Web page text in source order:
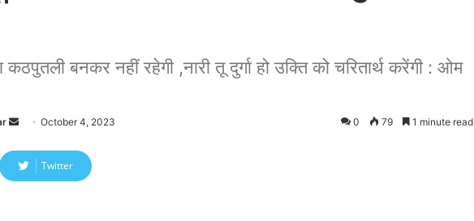
बनकर नहीं रहेगी ,नारी तू दुर्गा हो उक्ति को चरितार्थ करेंगी : ओम
n
d
October 4, 2023 0 79 1 minute read
Twitter